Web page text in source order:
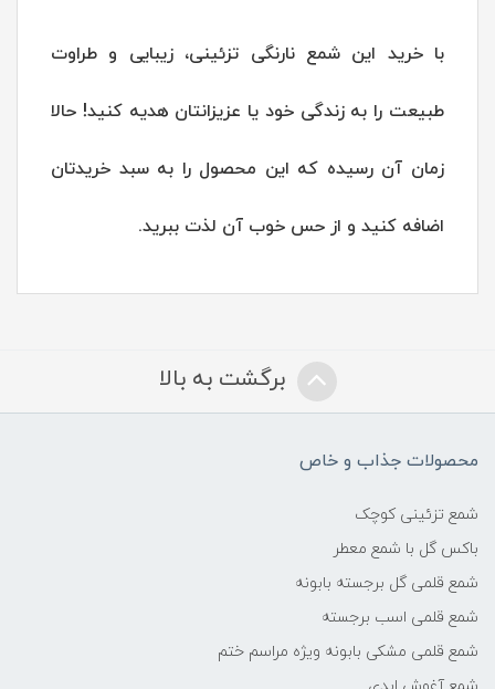
با خرید این شمع نارنگی تزئینی، زیبایی و طراوت
طبیعت را به زندگی خود یا عزیزانتان هدیه کنید! حالا
زمان آن رسیده که این محصول را به سبد خریدتان
اضافه کنید و از حس خوب آن لذت ببرید.
برگشت به بالا
محصولات جذاب و خاص
شمع تزئینی کوچک
باکس گل با شمع معطر
شمع قلمی گل برجسته بابونه
شمع قلمی اسب برجسته
شمع قلمی مشکی بابونه ویژه مراسم ختم